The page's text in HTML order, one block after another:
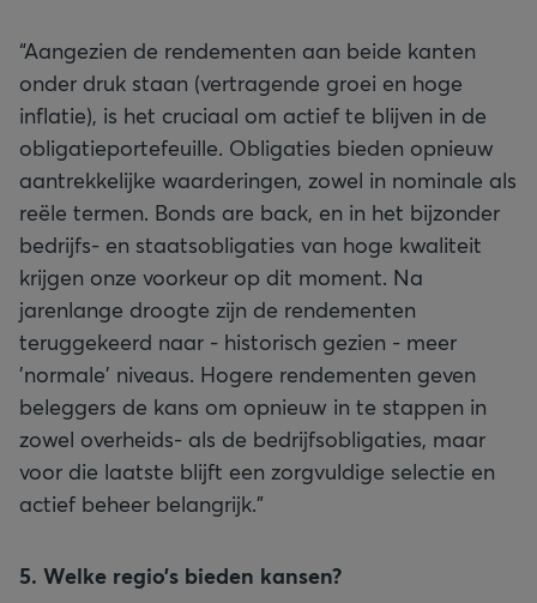
“Aangezien de rendementen aan beide kanten
onder druk staan (vertragende groei en hoge
inflatie), is het cruciaal om actief te blijven in de
obligatieportefeuille. Obligaties bieden opnieuw
aantrekkelijke waarderingen, zowel in nominale als
reële termen. Bonds are back, en in het bijzonder
bedrijfs- en staatsobligaties van hoge kwaliteit
krijgen onze voorkeur op dit moment. Na
jarenlange droogte zijn de rendementen
teruggekeerd naar - historisch gezien - meer
'normale' niveaus. Hogere rendementen geven
beleggers de kans om opnieuw in te stappen in
zowel overheids- als de bedrijfsobligaties, maar
voor die laatste blijft een zorgvuldige selectie en
actief beheer belangrijk.”
5. Welke regio’s bieden kansen?